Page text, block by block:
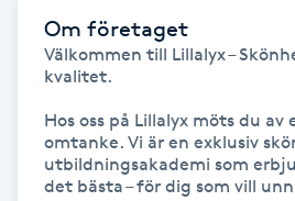
Medial vägledning
Medicinsk massage
Meditation
Om företaget
Välkommen till Lillalyx –
kvalitet.
Hos oss på Lillalyx möts du av
omtanke. Vi är en exklusiv
utbildningsakademi som
det bästa – för dig som vill